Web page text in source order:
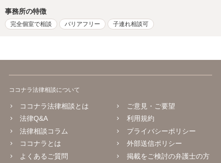
事務所の特徴
完全個室で相談 バリアフリー 子連れ相談可
ココナラ法律相談について
ココナラ法律相談とは
法律Q&A
法律相談コラム
ココナラとは
よくあるご質問
ご意見・ご要望
利用規約
プライバシーポリシー
外部送信ポリシー
掲載をご検討の弁護士の方